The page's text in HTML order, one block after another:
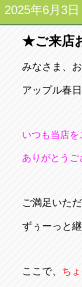
県清須市春日
三
ック市四日市
県四日市市
2025年6月3日
★ご来店
みなさま、
アップル春
いつも当店を
ありがとうご
ご満足いた
ずぅーっと
ここで、 ち